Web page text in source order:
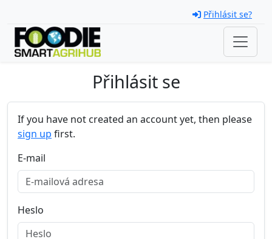
Přihlásit se?
Přihlásit se
If you have not created an account yet, then please
sign up first.
E-mail
Heslo